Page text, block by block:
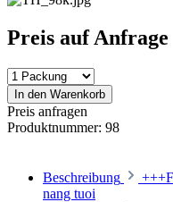
Preis auf Anfrage
In den Warenkorb
Preis anfragen
Produktnummer: 98
Beschreibung
nang tuoi